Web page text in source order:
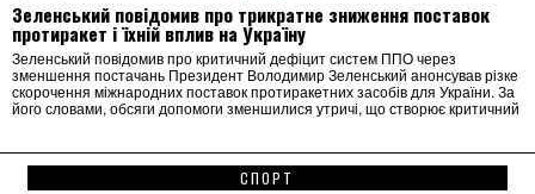
Зеленський повідомив про трикратне зниження поставок
протиракет і їхній вплив на Україну
Зеленський повідомив про критичний дефіцит систем ППО через
зменшення постачань Президент Володимир Зеленський анонсував різке
скорочення міжнародних поставок протиракетних засобів для України. За
його словами, обсяги допомоги зменшилися утричі, що створює критичний
СПОРТ